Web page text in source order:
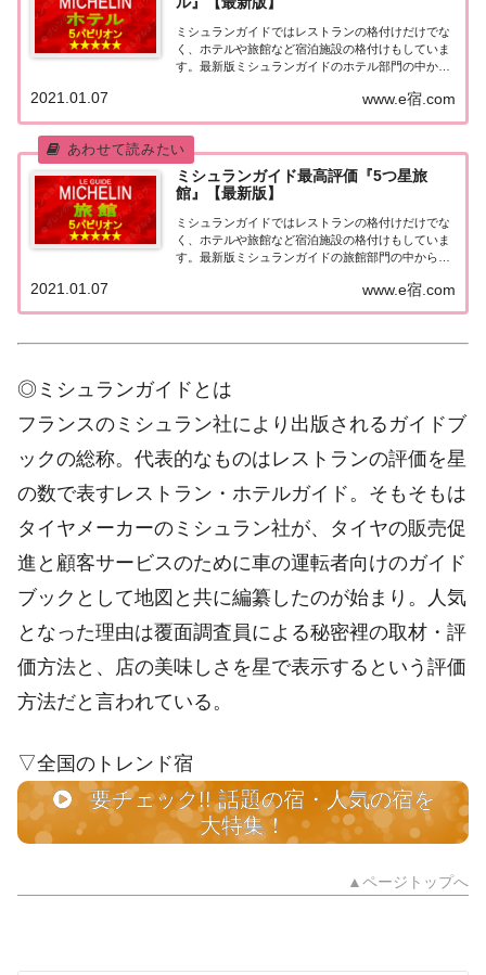
ミシュランガイドではレストランの格付けだけでな
く、ホテルや旅館など宿泊施設の格付けもしていま
す。最新版ミシュランガイドのホテル部門の中から
をまとめてみました♪ いずれのホテルも人気ランキ
の...
www.e宿.com
2021.01.07
ミシュランガイド最高評価『5つ星旅
館』【最新版】
ミシュランガイドではレストランの格付けだけでな
く、ホテルや旅館など宿泊施設の格付けもしていま
す。最新版ミシュランガイドの旅館部門の中から最
とめてみました♪ いずれも人気ランキングなどで常
に上位を賑わす有名旅館。各旅館の情報と口コミ評
www.e宿.com
2021.01.07
◎ミシュランガイドとは
フランスのミシュラン社により出版されるガイドブ
ックの総称。代表的なものはレストランの評価を星
の数で表すレストラン・ホテルガイド。そもそもは
タイヤメーカーのミシュラン社が、タイヤの販売促
進と顧客サービスのために車の運転者向けのガイド
ブックとして地図と共に編纂したのが始まり。人気
となった理由は覆面調査員による秘密裡の取材・評
価方法と、店の美味しさを星で表示するという評価
方法だと言われている。
▽全国のトレンド宿
要チェック!! 話題の宿・人気の宿を
大特集！
▲ページトップへ